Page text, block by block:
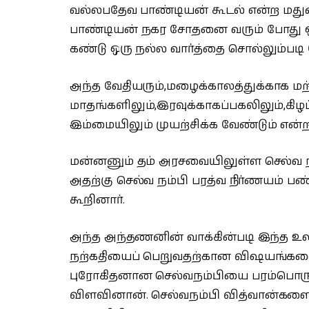
வல்லபதேவ பாண்டியன் கூடல் என்ற
பாண்டியன் நகர சோதனை வரும் போது
கண்டு ஒரு நல்ல வார்த்தை சொல்லும்படி
அந்த வேதியரும்,மழைக்காலத்துக்காக
இம்மையிலும் முயற்சிக்க வேண்டும்
மன்னனும் தம் அரசவையிலுள்ள செல்வ
அதற்கு செல்வ நம்பி பரத்வ நிர்ணயம்
கூறினார்.
அந்த அந்தணனின் வாக்கின்படி இந்த
நற்கதியைப் பெறுவதற்கான
புரோகிதனான செல்வநம்பியை
விளவினான். செல்வநம்பி